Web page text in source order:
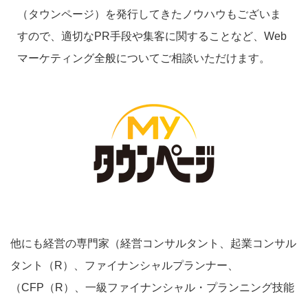
（タウンページ）を発行してきたノウハウもございま
すので、適切なPR手段や集客に関することなど、Web
マーケティング全般についてご相談いただけます。
他にも経営の専門家（経営コンサルタント、起業コンサル
タント（R）、ファイナンシャルプランナー、
（CFP（R）、一級ファイナンシャル・プランニング技能